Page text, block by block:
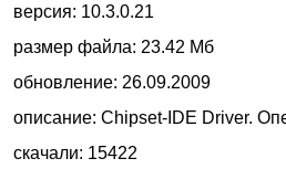
версия: 10.3.0.21
размер файла: 23.42 Мб
обновление: 26.09.2009
описание: Chipset-IDE Driver.
скачали: 15422